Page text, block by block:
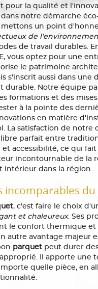
pour la qualité et
notre démarche
mettons un point
de
de travail durables.
vous optez pour une
le patrimoine
s'inscrit aussi dans une
durable. Notre équipe
formations et des mises
à la pointe des
en matière
La satisfaction de notre
parfait entre
accessibilité, ce qui fait
incontournable de la
intérieur dans la région.
incomparables
, c'est faire le choix
et chaleureux. Ses
le confort thermique et
autre avantage majeur
parquet peut durer
Il apporte une
quelle pièce, en